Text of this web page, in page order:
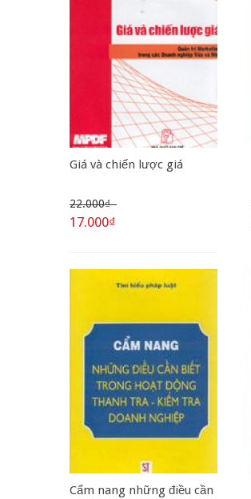
Giá và chiến lược giá
22.000₫
17.000₫
Cẩm nang những điều cần